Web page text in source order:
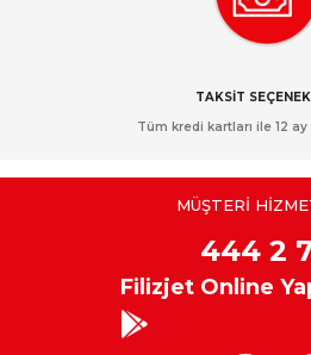
TAKSİT
Tüm kredi kartları ile 12
MÜŞTERİ
444 2
Filizjet Online